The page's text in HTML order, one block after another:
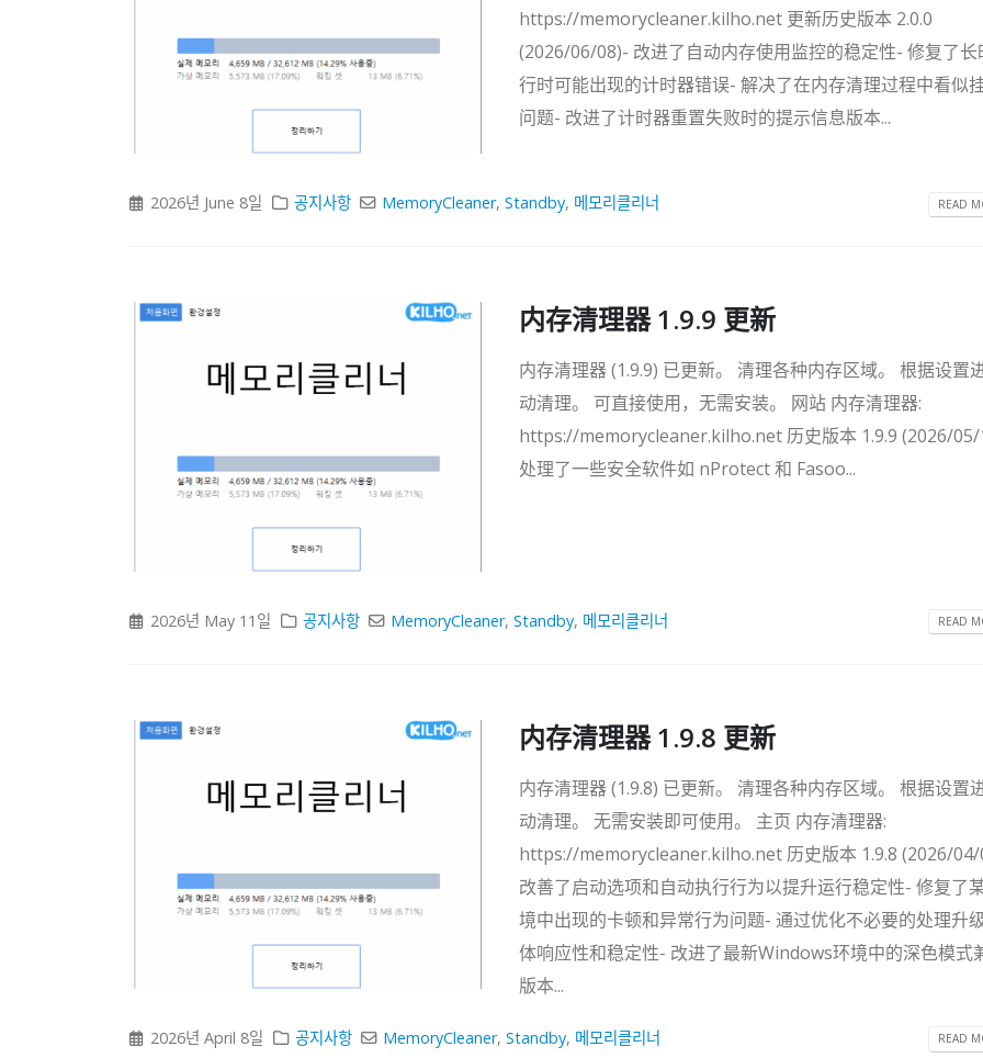
https://memorycleaner.kilho.net 更新历史版本 2.0.0
(2026/06/08)- 改进了自动内存使用监控的稳定性- 修复了长
行时可能出现的计时器错误- 解决了在内存清理过程中看似
问题- 改进了计时器重置失败时的提示信息版本...
2026년 June 8일 공지사항 MemoryCleaner,Standby, 메모리클리너 READ
内存清理器 1.9.9 更新
内存清理器 (1.9.9) 已更新。 清理各种内存区域。 根据设置
动清理。 可直接使用，无需安装。 网站 内存清理器:
https://memorycleaner.kilho.net 历史版本 1.9.9 (2026/05/
处理了一些安全软件如 nProtect 和 Fasoo...
2026년 May 11일 공지사항 MemoryCleaner,Standby, 메모리클리너 READ
内存清理器 1.9.8 更新
内存清理器 (1.9.8) 已更新。 清理各种内存区域。 根据设置
动清理。 无需安装即可使用。 主页 内存清理器:
https://memorycleaner.kilho.net 历史版本 1.9.8 (2026/04/
改善了启动选项和自动执行行为以提升运行稳定性- 修复了
境中出现的卡顿和异常行为问题- 通过优化不必要的处理升
体响应性和稳定性- 改进了最新Windows环境中的深色模式
版本...
2026년 April 8일 공지사항 MemoryCleaner,Standby, 메모리클리너 READ